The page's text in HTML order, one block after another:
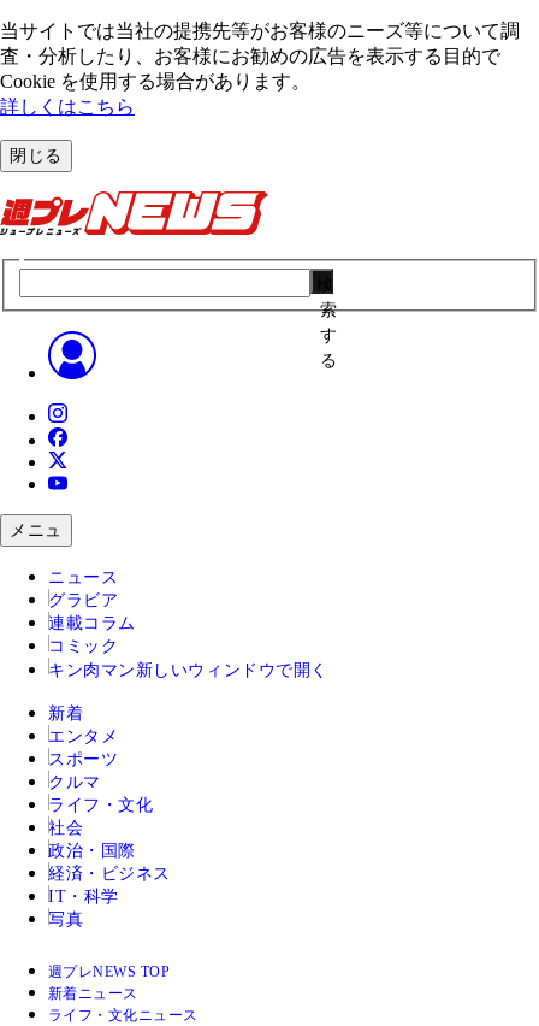
当サイトでは当社の提携先等がお客様のニーズ等について調
査・分析したり、お客様にお勧めの広告を表⽰する⽬的で
Cookie を使⽤する場合があります。
詳しくはこちら
閉じる
索
す
る
メニュ
ニュース
グラビア
連載コラム
コミック
キン肉マン 新しいウィンドウで開く
新着
エンタメ
スポーツ
クルマ
ライフ・文化
社会
政治・国際
経済・ビジネス
IT・科学
写真
週プレNEWS TOP
新着ニュース
ライフ・文化ニュース